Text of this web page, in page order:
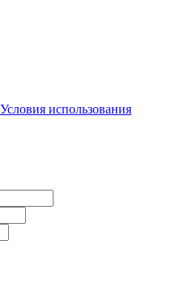
Условия использования